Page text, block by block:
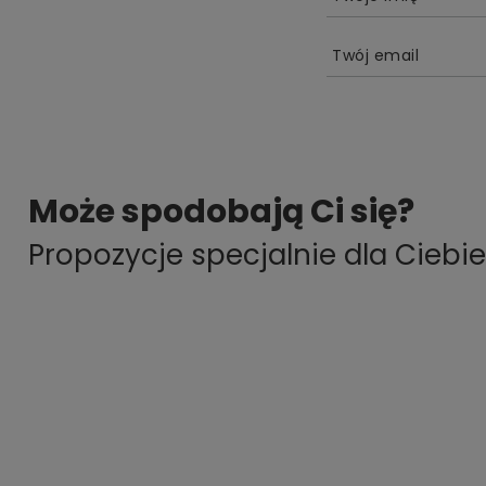
Twój email
Może spodobają Ci się?
Propozycje specjalnie dla Ciebie